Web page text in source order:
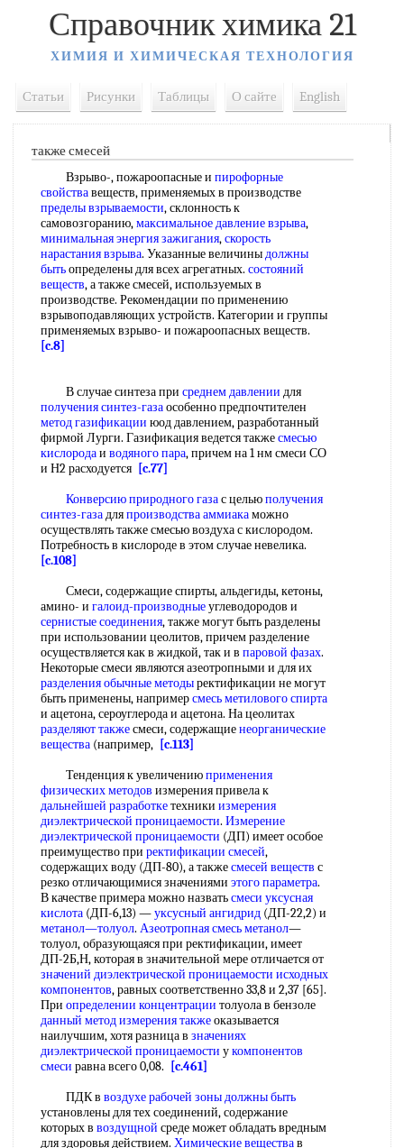
Справочник химика 21
ХИМИЯ И ХИМИЧЕСКАЯ ТЕХНОЛОГИЯ
Статьи Рисунки Таблицы О сайте English
также смесей
Взрыво-, пожароопасные и пирофорные
свойствавеществ, применяемых в производстве
пределы взрываемости, склонность к
самовозгоранию,максимальное давление взрыва,
минимальная энергия зажигания,скорость
нарастания взрыва. Указанные величиныдолжны
бытьопределены для всех агрегатных. состояний
веществ, а также смесей, используемых в
производстве. Рекомендации по применению
взрывоподавляющих устройств. Категории и группы
применяемых взрыво- и пожароопасных веществ.
[c.8]
В случае синтеза при среднем давлении для
получения синтез-газаособенно предпочтителен
метод газификации юод давлением, разработанный
фирмой Лурги. Газификация ведется такжесмесью
кислородаи водяного пара, причем на 1 нм смеси СО
и Н2 расходуется [c.77]
Конверсию природного газас цельюполучения
синтез-газадляпроизводства аммиакаможно
осуществлять также смесью воздуха с кислородом.
Потребность в кислороде в этом случае невелика.
[c.108]
Смеси, содержащие спирты, альдегиды, кетоны,
амино- и галоид-производныеуглеводородов и
сернистые соединения, также могут быть разделены
при использовании цеолитов, причем разделение
осуществляется как в жидкой, так и в паровой фазах.
Некоторые смеси являются азеотропными и для их
разделения обычные методыректификации не могут
быть применены, напримерсмесь метилового спирта
и ацетона, сероуглерода и ацетона. На цеолитах
разделяют такжесмеси, содержащиенеорганические
вещества (например, [c.113]
Тенденция к увеличениюприменения
физических методов измерения привела к
дальнейшей разработкетехники измерения
диэлектрической проницаемости. Измерение
диэлектрической проницаемости (ДП) имеет особое
преимущество при ректификации смесей,
содержащих воду (ДП-80), а такжесмесей веществ с
резко отличающимися значениями этого параметра.
В качестве примера можно назватьсмеси уксусная
кислота (ДП-6,13) —уксусный ангидрид (ДП-22,2) и
метанол—толуол. Азеотропная смесь метанол—
толуол, образующаяся при ректификации, имеет
ДП-2Б,Н, которая в значительной мере отличается от
значений диэлектрической проницаемости исходных
компонентов, равных соответственно 33,8 и 2,37 [65].
При определении концентрации толуола в бензоле
данный методизмерения такжеоказывается
наилучшим, хотя разница в значениях
диэлектрической проницаемости укомпонентов
смеси равна всего 0,08.
[c.461]
ПДК в воздухе рабочей зоныдолжны быть
установлены для тех соединений, содержание
которых в воздущной среде может обладать вредным
для здоровья действием. Химические веществав